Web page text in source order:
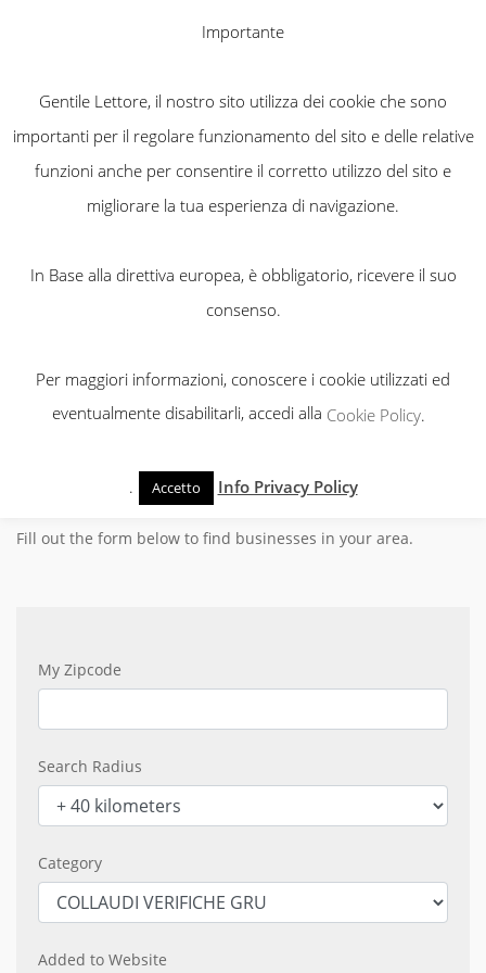
LISTINGS NEAR YOU!
Fill out the form below to find businesses in your area.
My Zipcode
Search Radius
Category
Added to Website
Importante
Gentile Lettore, il nostro sito utilizza dei cookie che sono
importanti per il regolare funzionamento del sito e delle relative
funzioni anche per consentire il corretto utilizzo del sito e
migliorare la tua esperienza di navigazione.
In Base alla direttiva europea, è obbligatorio, ricevere il suo
consenso.
Per maggiori informazioni, conoscere i cookie utilizzati ed
eventualmente disabilitarli, accedi alla Cookie Policy.
. Accetto Info Privacy Policy